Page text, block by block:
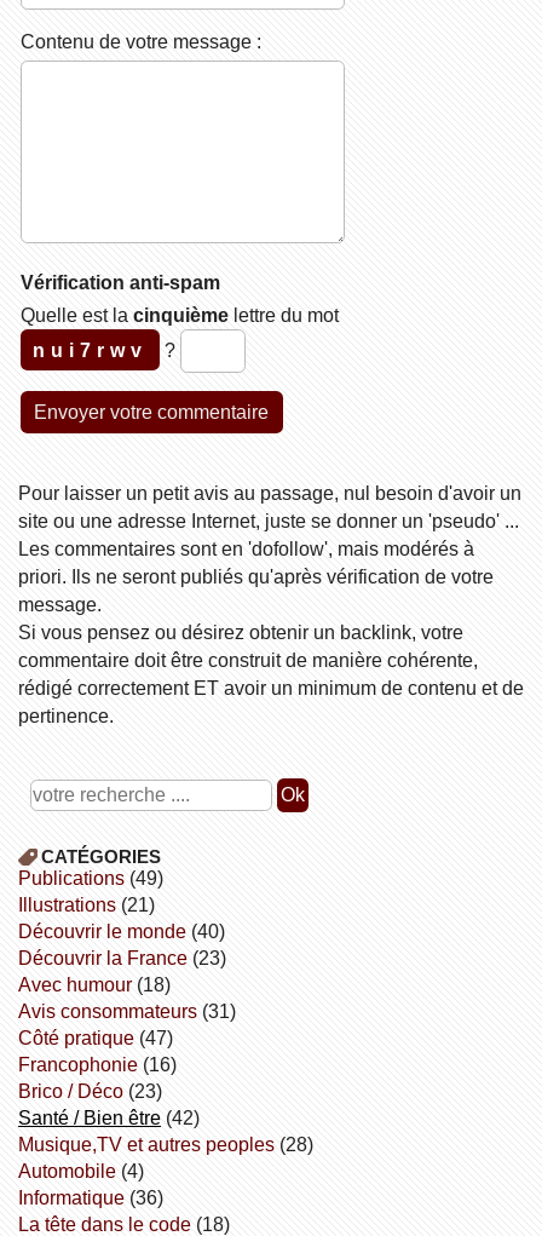
Contenu de votre message :
Vérification anti-spam
Quelle est la cinquièmelettre du mot
nui7rwv
?
Pour laisser un petit avis au passage, nul besoin d'avoir un
site ou une adresse Internet, juste se donner un 'pseudo' ...
Les commentaires sont en 'dofollow', mais modérés à
priori. Ils ne seront publiés qu'après vérification de votre
message.
Si vous pensez ou désirez obtenir un backlink, votre
commentaire doit être construit de manière cohérente,
rédigé correctement ET avoir un minimum de contenu et de
pertinence.
CATÉGORIES
publications(49)
illustrations(21)
découvrir le monde(40)
découvrir la France(23)
avec humour(18)
avis consommateurs(31)
côté pratique(47)
Francophonie(16)
Brico / Déco(23)
Santé / Bien être(42)
Musique,TV et autres peoples(28)
Automobile(4)
informatique(36)
la tête dans le code(18)